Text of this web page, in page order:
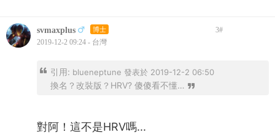
svmaxplus 博士 3#
2019-12-2 09:24 - 台灣
引用: blueneptune 發表於 2019-12-2 06:50
換名？改裝版？HRV? 傻傻看不懂…
對阿！這不是HRV嗎...